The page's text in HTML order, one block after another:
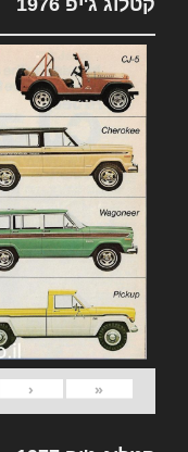
קטלוג ג'יפ 1976
«
‹